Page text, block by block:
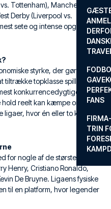
FANS
TRIN
Tottenham), Manchester
Derby (Liverpool vs.
sete og intense opgør i
styrke, der gør det
tiltrække topklasse spillere.
konkurrencedygtige af de
reelt kan kæmpe om titlen
hvor én eller to klubber
for nogle af de største spillere
Henry, Cristiano Ronaldo,
De Bruyne. Ligaens fysiske
til en platform, hvor legender